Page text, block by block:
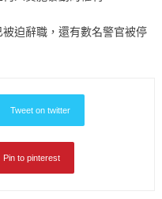
迫辭職，還有數名警官被停
Tweet on twitter
Pin to pinterest